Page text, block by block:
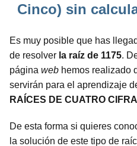
Cinco) sin
Es muy posible que has
de resolver la raíz de 1175.
página web hemos realizado
servirán para el aprendizaje
RAÍCES DE CUATRO
De esta forma si quieres
la solución de este tipo de